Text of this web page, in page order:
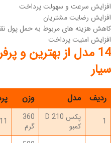
افزایش سرعت و سهولت پرداخت
افزایش رضایت مشتریان
کاهش هزینه های مربوط به حمل پول
افزایش امنیت پرداخت
14 مدل از بهترین و
سیار
ردیف مدل وزن
1
پکس 210 D
کمبو
360
گرم